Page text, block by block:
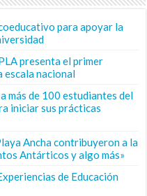
para apoyar la
presenta el primer
nacional
más de 100 estudiantes del
iniciar sus prácticas
Ancha contribuyeron a la
Antárticos y algo más»
de Educación